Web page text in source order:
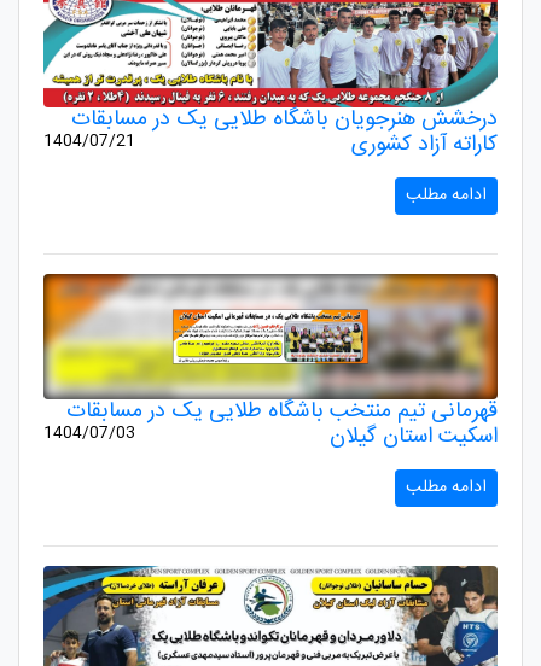
درخشش هنرجویان باشگاه طلایی یک در مسابقات
کاراته آزاد کشوری 1404/07/21
ادامه مطلب
قهرمانی تیم منتخب باشگاه طلایی یک در مسابقات
اسکیت استان گیلان 1404/07/03
ادامه مطلب